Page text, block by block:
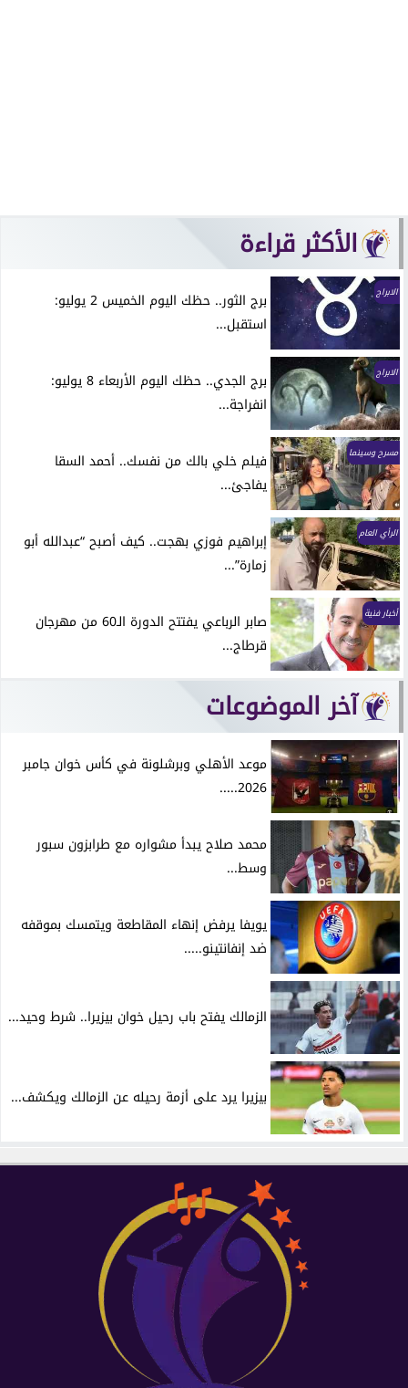
الأكثر قراءة
الابراج
برج الثور.. حظك اليوم الخميس 2 يوليو:
استقبل...
الابراج
برج الجدي.. حظك اليوم الأربعاء 8 يوليو:
انفراجة...
مسرح وسينما
فيلم خلي بالك من نفسك.. أحمد السقا
يفاجئ...
الرأي العام
إبراهيم فوزي بهجت.. كيف أصبح “عبدالله أبو
زمارة”...
أخبار فنية
صابر الرباعي يفتتح الدورة الـ60 من مهرجان
قرطاج...
آخر الموضوعات
موعد الأهلي وبرشلونة في كأس خوان جامبر
2026.....
محمد صلاح يبدأ مشواره مع طرابزون سبور
وسط...
يويفا يرفض إنهاء المقاطعة ويتمسك بموقفه
ضد إنفانتينو.....
الزمالك يفتح باب رحيل خوان بيزيرا.. شرط وحيد...
بيزيرا يرد على أزمة رحيله عن الزمالك ويكشف...